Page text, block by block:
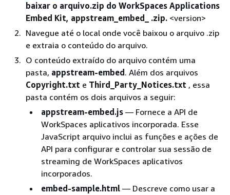
baixar o arquivo.zip do WorkSpaces Applications
Embed Kit, appstream_embed_ .zip. <version>
Navegue até o local onde você baixou o arquivo .zip
e extraia o conteúdo do arquivo.
O conteúdo extraído do arquivo contém uma
pasta, appstream-embed . Além dos arquivos
Copyright.txt e Third_Party_Notices.txt , essa
pasta contém os dois arquivos a seguir:
appstream-embed.js — Fornece a API de
WorkSpaces aplicativos incorporada. Esse
JavaScript arquivo inclui as funções e ações de
API para configurar e controlar sua sessão de
streaming de WorkSpaces aplicativos
incorporados.
embed-sample.html — Descreve como usar a